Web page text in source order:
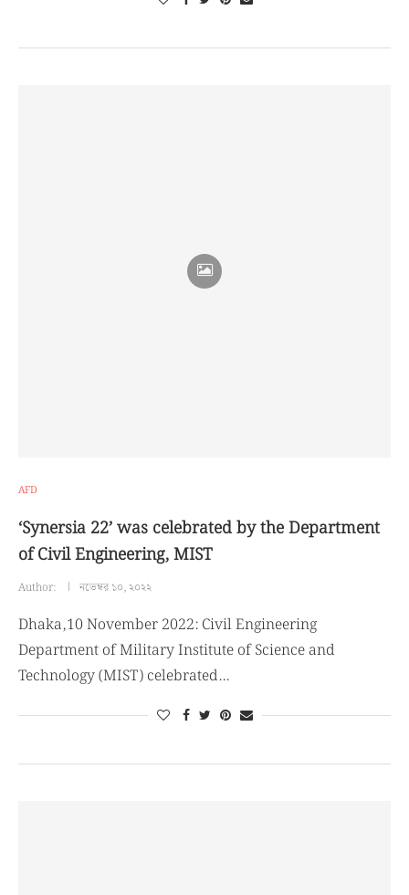
AFD
‘Synersia 22’ was celebrated by the Department
of Civil Engineering, MIST
Author: নভেম্বর ১০, ২০২২
Dhaka,10 November 2022: Civil Engineering
Department of Military Institute of Science and
Technology (MIST) celebrated…